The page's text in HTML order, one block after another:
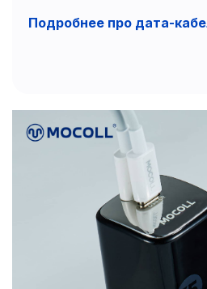
Подробнее про дата-